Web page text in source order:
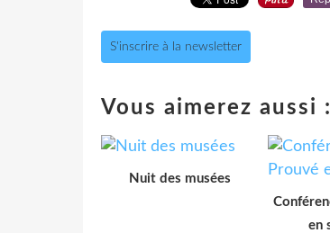
S'inscrire à la newsletter
Vous aimerez aussi :
Nuit des musées
en